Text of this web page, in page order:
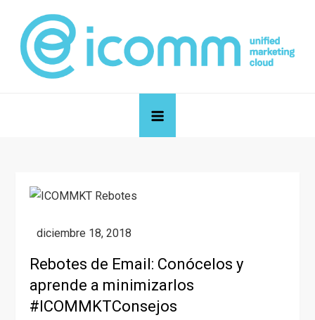
content
icomm unified marketing cloud
Blog de icomm unified marketing cloud
Rebotes de Email: Conócelos y
aprende a minimizarlos
#ICOMMKTConsejos